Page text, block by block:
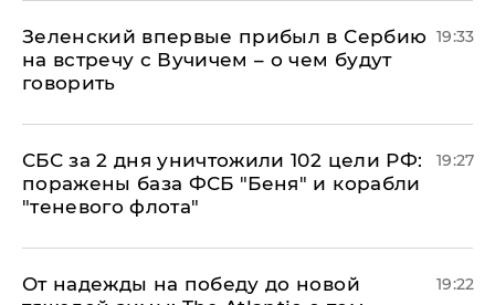
Зеленский впервые прибыл в Сербию
на встречу с Вучичем – о чем будут
говорить
19:33
СБС за 2 дня уничтожили 102 цели РФ:
поражены база ФСБ "Беня" и корабли
"теневого флота"
19:27
От надежды на победу до новой
19:22